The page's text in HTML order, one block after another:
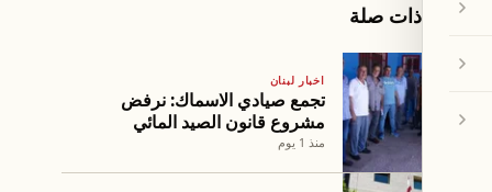
مقالات ذات صلة
اخبار لبنان
تجمع صيادي الاسماك: نرفض
مشروع قانون الصيد المائي
ونطالب برده
منذ 1 يوم